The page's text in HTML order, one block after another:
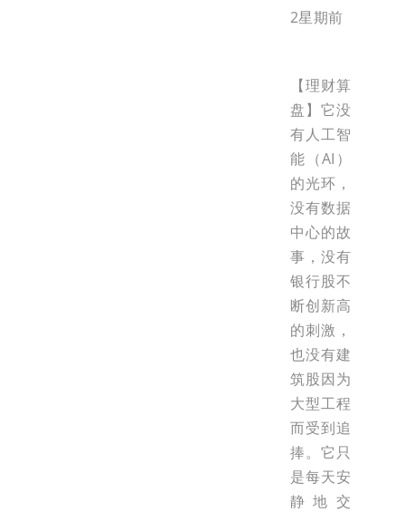
2星期前
【理财算
盘】它没
有人工智
能（AI）
的光环，
没有数据
中心的故
事，没有
银行股不
断创新高
的刺激，
也没有建
筑股因为
大型工程
而受到追
捧。它只
是每天安
静地交